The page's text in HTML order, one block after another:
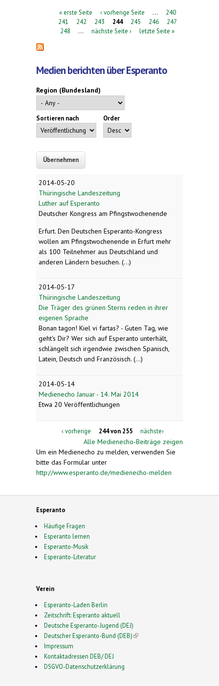
Seiten« erste Seite ‹ vorherige Seite …
240
241
242 243 244 245 246
247
248
… nächste Seite › letzte Seite »
Medien berichten über Esperanto
Region (Bundesland)
Sortieren nach Order
2014-05-20
Thüringische Landeszeitung
Luther auf Esperanto
Deutscher Kongress am Pfingstwochenende
Erfurt. Den Deutschen Esperanto-Kongress
wollen am Pfingstwochenende in Erfurt mehr
als 100 Teilnehmer aus Deutschland und
anderen Ländern besuchen. (...)
2014-05-17
Thüringische Landeszeitung
Die Träger des grünen Sterns reden in ihrer
eigenen Sprache
Bonan tagon! Kiel vi fartas? - Guten Tag, wie
geht's Dir? Wer sich auf Esperanto unterhält,
schlängelt sich irgendwie zwischen Spanisch,
Latein, Deutsch und Französisch. (...)
2014-05-14
Medienecho Januar - 14. Mai 2014
Etwa 20 Veröffentlichungen
‹ vorherige 244 von 255 nächste›
Alle Medienecho-Beiträge zeigen
Um ein Medienecho zu melden, verwenden Sie
bitte das Formular unter
http://www.esperanto.de/medienecho-melden
Esperanto
Häufige Fragen
Esperanto lernen
Esperanto-Musik
Esperanto-Literatur
Verein
Esperanto-Laden Berlin
Zeitschrift: Esperanto aktuell
Deutsche Esperanto-Jugend (DEJ)
Deutscher Esperanto-Bund (DEB)(link is external)
Impressum
Kontaktadressen DEB/ DEJ
DSGVO-Datenschutzerklärung